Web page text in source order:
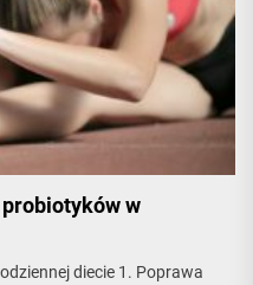
w
diecie 1. Poprawa